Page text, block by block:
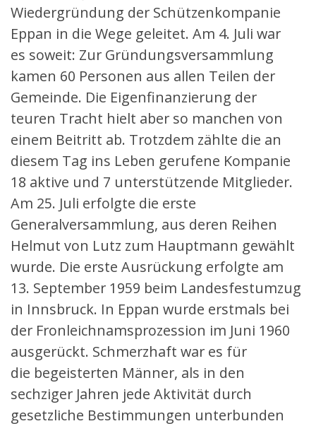
Wiedergründung der Schützenkompanie
Eppan in die Wege geleitet. Am 4. Juli war
es soweit: Zur Gründungsversammlung
kamen 60 Personen aus allen Teilen der
Gemeinde. Die Eigenfinanzierung der
teuren Tracht hielt aber so manchen von
einem Beitritt ab. Trotzdem zählte die an
diesem Tag ins Leben gerufene Kompanie
18 aktive und 7 unterstützende Mitglieder.
Am 25. Juli erfolgte die erste
Generalversammlung, aus deren Reihen
Helmut von Lutz zum Hauptmann gewählt
wurde. Die erste Ausrückung erfolgte am
13. September 1959 beim Landesfestumzug
in Innsbruck. In Eppan wurde erstmals bei
der Fronleichnamsprozession im Juni 1960
ausgerückt. Schmerzhaft war es für
die begeisterten Männer, als in den
sechziger Jahren jede Aktivität durch
gesetzliche Bestimmungen unterbunden